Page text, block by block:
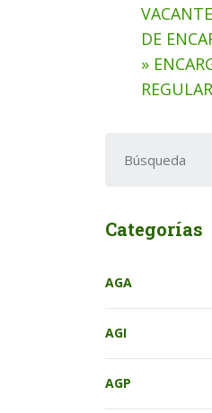
DE
»
REGULAR
Categorías
AGA
AGI
AGP